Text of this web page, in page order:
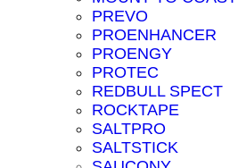
PREVO
PROENHANCER
PROENGY
PROTEC
REDBULL SPECT
ROCKTAPE
SALTPRO
SALTSTICK